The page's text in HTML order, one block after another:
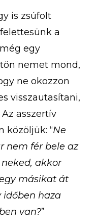
is zsúfolt
a
egy
nemet mond,
ne okozzon
visszautasítani,
asszertív
közöljük: “Ne
nem fér bele az
akkor
másikat át
időben haza
van?”